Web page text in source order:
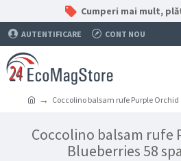
Cumperi mai mult,
AUTENTIFICARE CONT NOU
Coccolino balsam rufe Purple Orchid
Coccolino balsam rufe
Blueberries 58